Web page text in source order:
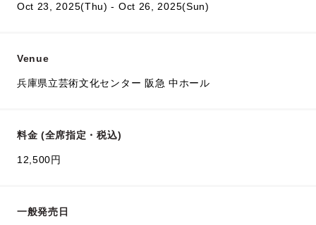
Oct 23, 2025(Thu) - Oct 26, 2025(Sun)
Venue
兵庫県立芸術文化センター 阪急 中ホール
料金 (全席指定・税込)
12,500円
一般発売日